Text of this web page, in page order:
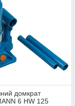
домкрат
6 HW 125